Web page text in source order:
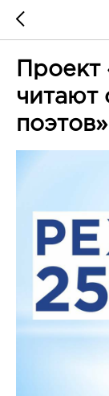
читают